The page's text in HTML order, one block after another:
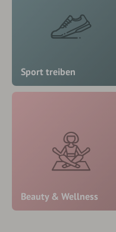
Sport treiben
Beauty & Wellness